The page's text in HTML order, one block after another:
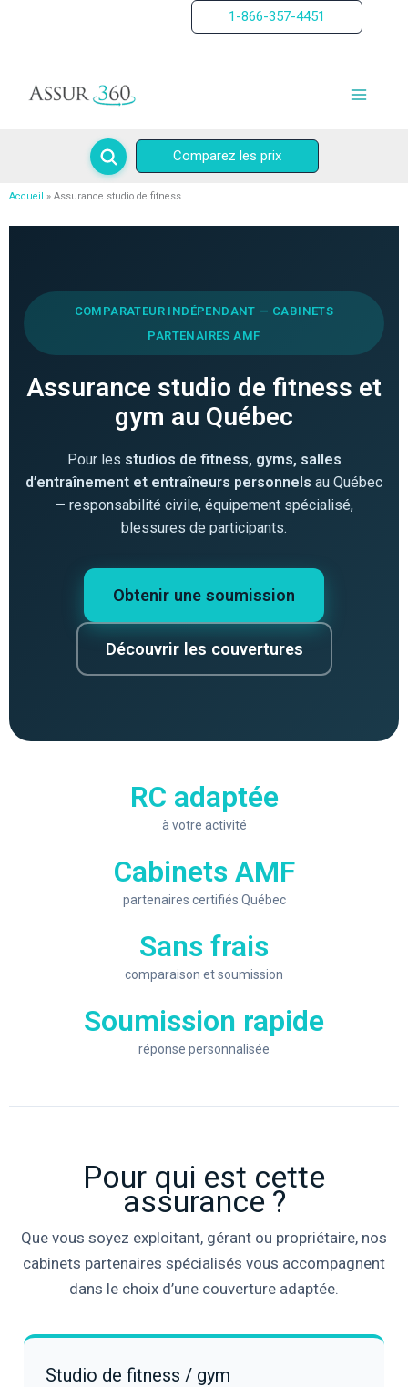
1-866-357-4451
Comparez les prix
Accueil Assurance studio de fitness
COMPARATEUR INDÉPENDANT — CABINETS
PARTENAIRES AMF
Assurance studio de fitness et
gym au Québec
Pour les studios de fitness, gyms, salles
d’entraînement et entraîneurs personnels au Québec
— responsabilité civile, équipement spécialisé,
blessures de participants.
Obtenir une soumission
Découvrir les couvertures
RC adaptée
à votre activité
Cabinets AMF
partenaires certifiés Québec
Sans frais
comparaison et soumission
Soumission rapide
réponse personnalisée
Pour qui est cette
assurance ?
Que vous soyez exploitant, gérant ou propriétaire, nos
cabinets partenaires spécialisés vous accompagnent
dans le choix d’une couverture adaptée.
Studio de fitness / gym